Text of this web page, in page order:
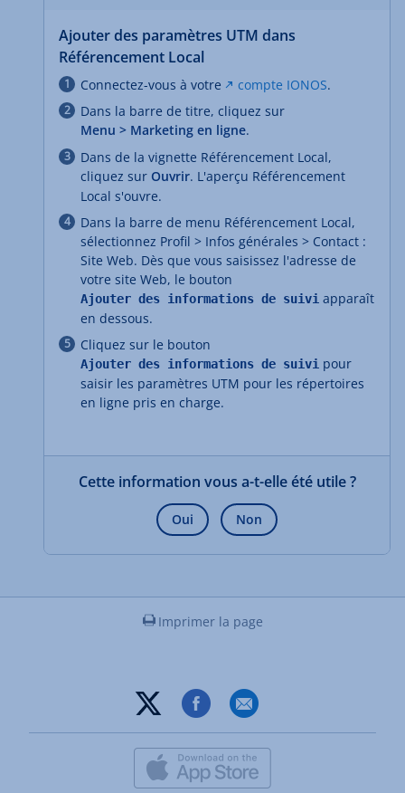
Ajouter des paramètres UTM dans
Référencement Local
Connectez-vous à votre compte IONOS.
Dans la barre de titre, cliquez sur
Menu > Marketing en ligne.
Dans de la vignette Référencement Local,
cliquez sur Ouvrir. L'aperçu Référencement
Local s'ouvre.
Dans la barre de menu Référencement Local,
sélectionnez Profil > Infos générales > Contact :
Site Web. Dès que vous saisissez l'adresse de
votre site Web, le bouton
Ajouter des informations de suivi apparaît
en dessous.
Cliquez sur le bouton
Ajouter des informations de suivi pour
saisir les paramètres UTM pour les répertoires
en ligne pris en charge.
Cette information vous a-t-elle été utile ?
Oui Non
Imprimer la page